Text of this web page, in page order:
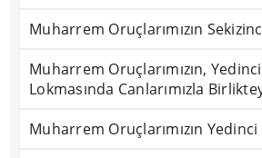
Muharrem Oruçlarımızın
Muharrem Oruçlarımızın,
Lokmasında Canlarımızla
Muharrem Oruçlarımızın